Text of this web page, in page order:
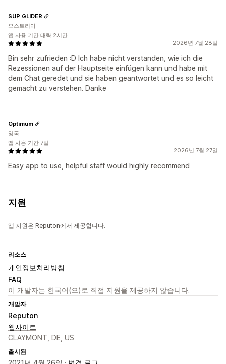
2026년 7월 28일
Bin sehr zufrieden :D Ich habe nicht verstanden, wie ich die
Rezessionen auf der Hauptseite einfügen kann und habe mit
dem Chat geredet und sie haben geantwortet und es so leicht
gemacht zu verstehen. Danke
SUP GLIDER
오스트리아
앱 사용 기간 대략 2시간
2026년 7월 27일
Easy app to use, helpful staff would highly recommend
Optimum
영국
앱 사용 기간 7일
지원
앱 지원은 Reputon에서 제공합니다.
리소스
개인정보처리방침
FAQ
이 개발자는 한국어(으)로 직접 지원을 제공하지 않습니다.
개발자
Reputon
웹사이트
CLAYMONT, DE, US
출시됨